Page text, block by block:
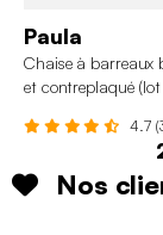
Paula
Chaise à barreaux
et contreplaqué
4.7
Nos